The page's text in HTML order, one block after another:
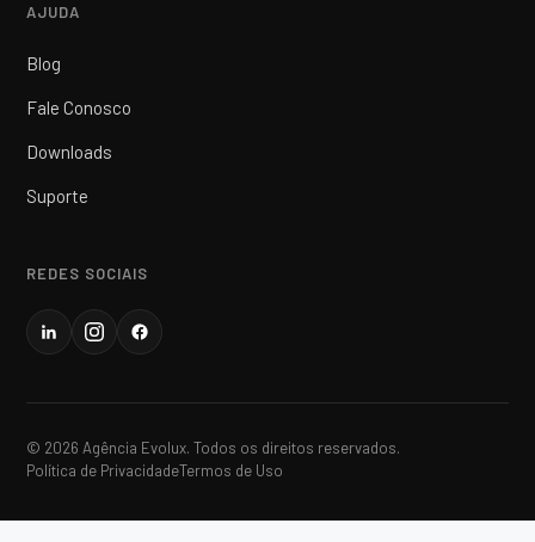
AJUDA
Blog
Fale Conosco
Downloads
Suporte
REDES SOCIAIS
© 2026 Agência Evolux. Todos os direitos reservados.
Política de PrivacidadeTermos de Uso